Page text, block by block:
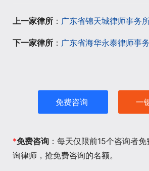
上一家律所 ： 广东省锦天城律师事务
下一家律所 ： 广东省海华永泰律师事
免费咨询 一
*免费咨询 ：每天仅限前15个咨询者
询律师，抢免费咨询的名额。